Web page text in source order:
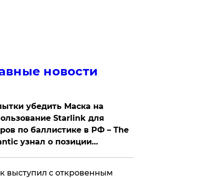
новости
убедить Маска на
Starlink для
по баллистике в РФ – The
узнал о позиции
выступил с откровенным